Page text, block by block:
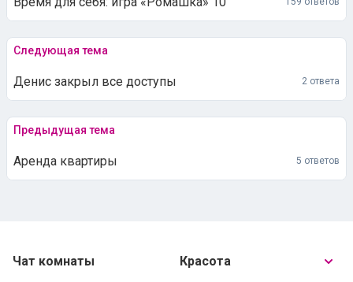
Следующая тема
Денис закрыл все доступы 2 ответа
Предыдущая тема
Аренда квартиры 5 ответов
Чат комнаты
Красота